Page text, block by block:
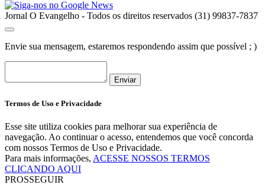
Jornal O Evangelho - Todos os direitos reservados (31) 99837-7837
Envie sua mensagem, estaremos respondendo assim que possível ; )
Enviar
Termos de Uso e Privacidade
Esse site utiliza cookies para melhorar sua experiência de
navegação. Ao continuar o acesso, entendemos que você concorda
com nossos Termos de Uso e Privacidade.
Para mais informações, ACESSE NOSSOS TERMOS
CLICANDO AQUI
PROSSEGUIR